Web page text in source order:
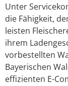
Unter
die Fähigkeit,
leisten
ihrem
vorbestellten
Bayerischen
effizienten E-